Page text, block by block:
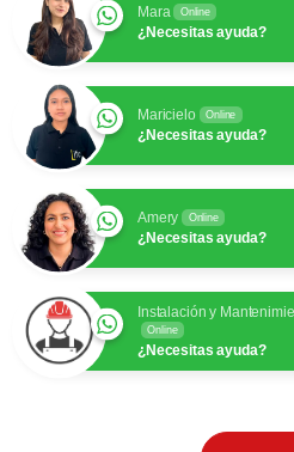
Mara Online
¿Necesitas ayuda?
Maricielo Online
¿Necesitas ayuda?
Amery Online
¿Necesitas ayuda?
Instalación y
Online
¿Necesitas ayuda?